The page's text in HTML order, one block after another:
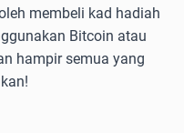
membeli kad hadiah
Bitcoin atau
hampir semua yang